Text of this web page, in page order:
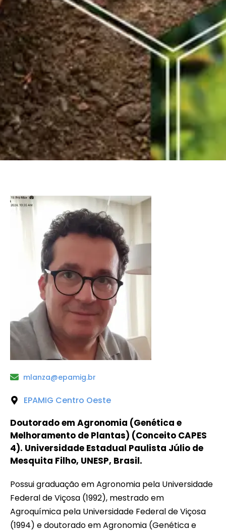
mlanza@epamig.br
EPAMIG Centro Oeste
Doutorado em Agronomia (Genética e
Melhoramento de Plantas) (Conceito CAPES
4). Universidade Estadual Paulista Júlio de
Mesquita Filho, UNESP, Brasil.
Possui graduação em Agronomia pela Universidade
Federal de Viçosa (1992), mestrado em
Agroquímica pela Universidade Federal de Viçosa
(1994) e doutorado em Agronomia (Genética e